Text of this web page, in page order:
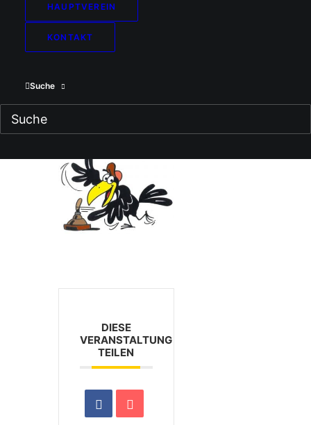
HAUPTVEREIN
KONTAKT
Suche
machts euch mit uns
einen gemütlichen
Sonntagnachmittag.
Startgebühr wird vor Ort
DIESE
VERANSTALTUNG
TEILEN